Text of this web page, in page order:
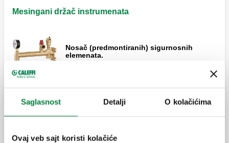
Saglasnost Detalji O kolačićima
Ovaj veb sajt koristi kolačiće
Mesingani držač instrumenata
Nosač (predmontiranih) sigurnosnih
elemenata.
Kombinovani separator vazduha sa
dodatnom opremom za sistem grejanja.